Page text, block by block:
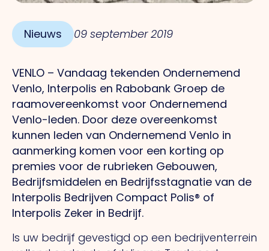
Nieuws 09 september 2019
VENLO – Vandaag tekenden Ondernemend
Venlo, Interpolis en Rabobank Groep de
raamovereenkomst voor Ondernemend
Venlo-leden. Door deze overeenkomst
kunnen leden van Ondernemend Venlo in
aanmerking komen voor een korting op
premies voor de rubrieken Gebouwen,
Bedrijfsmiddelen en Bedrijfsstagnatie van de
Interpolis Bedrijven Compact Polis® of
Interpolis Zeker in Bedrijf.
Is uw bedrijf gevestigd op een bedrijventerrein